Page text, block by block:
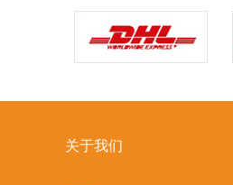
关于我们